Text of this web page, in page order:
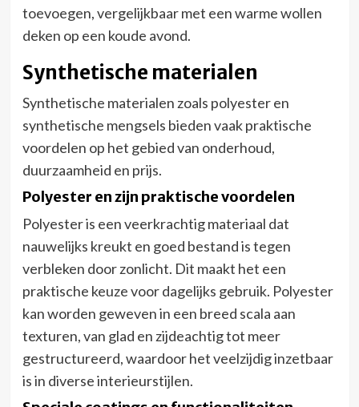
toevoegen, vergelijkbaar met een warme wollen
deken op een koude avond.
Synthetische materialen
Synthetische materialen zoals polyester en
synthetische mengsels bieden vaak praktische
voordelen op het gebied van onderhoud,
duurzaamheid en prijs.
Polyester en zijn praktische voordelen
Polyester is een veerkrachtig materiaal dat
nauwelijks kreukt en goed bestand is tegen
verbleken door zonlicht. Dit maakt het een
praktische keuze voor dagelijks gebruik. Polyester
kan worden geweven in een breed scala aan
texturen, van glad en zijdeachtig tot meer
gestructureerd, waardoor het veelzijdig inzetbaar
is in diverse interieurstijlen.